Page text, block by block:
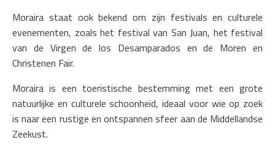
Moraira staat ook bekend om zijn festivals en culturele
evenementen, zoals het festival van San Juan, het festival
van de Virgen de los Desamparados en de Moren en
Christenen Fair.
Moraira is een toeristische bestemming met een grote
natuurlijke en culturele schoonheid, ideaal voor wie op zoek
is naar een rustige en ontspannen sfeer aan de Middellandse
Zeekust.